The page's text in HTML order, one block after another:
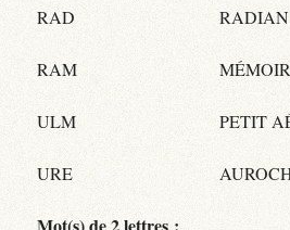
RAD RADIAN
RAM
ULM PETIT
URE